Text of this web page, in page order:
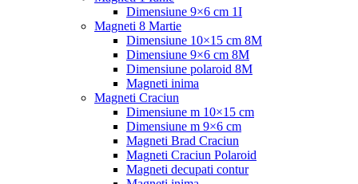
Dimensiune 9×6 cm 1I
Magneti 8 Martie
Dimensiune 10×15 cm 8M
Dimensiune 9×6 cm 8M
Dimensiune polaroid 8M
Magneti inima
Magneti Craciun
Dimensiune m 10×15 cm
Dimensiune m 9×6 cm
Magneti Brad Craciun
Magneti Craciun Polaroid
Magneti decupati contur